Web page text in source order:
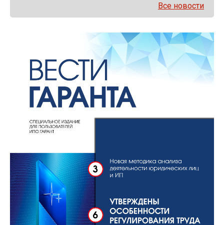
Все новости